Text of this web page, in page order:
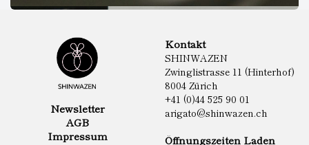
Newsletter
AGB
Impressum
Kontakt
SHINWAZEN
Zwinglistrasse 11 (Hinterhof)
8004 Zürich
+41 (0)44 525 90 01
arigato@shinwazen.ch
Öffnungszeiten Laden